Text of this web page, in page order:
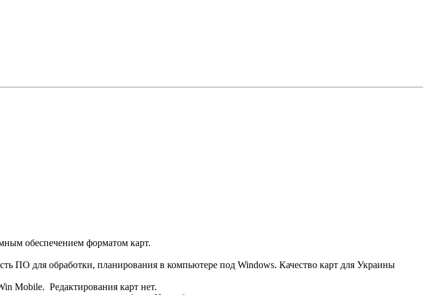
обеспечением форматом карт.
ПО для обработки, планирования в компьютере под Windows. Качество карт для Украины
Mobile. Редактирования карт нет.